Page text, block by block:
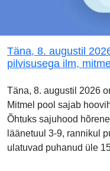
Täna, 8. augustil
pilvisusega ilm,
Täna, 8. augustil 2026
Mitmel pool sajab
Õhtuks sajuhood
läänetuul 3-9, rannikul
ulatuvad puhanud üle